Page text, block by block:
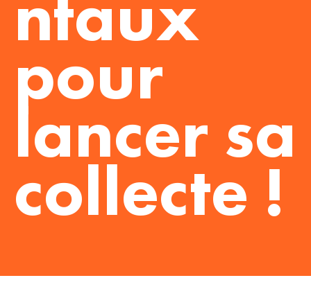
pour
lancer sa
collecte !